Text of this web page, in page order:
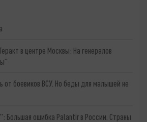
в центре Москвы: На генералов
от боевиков ВСУ. Но беды для малышей не
Большая ошибка Palantir в России. Страны